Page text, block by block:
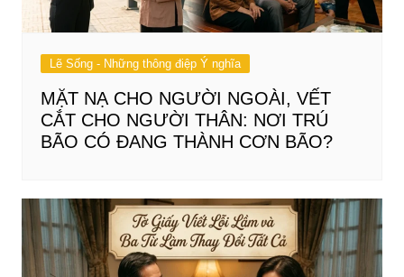
Lẽ Sống - Những thông điệp Ý nghĩa
MẶT NẠ CHO NGƯỜI NGOÀI, VẾT
CẮT CHO NGƯỜI THÂN: NƠI TRÚ
BÃO CÓ ĐANG THÀNH CƠN BÃO?